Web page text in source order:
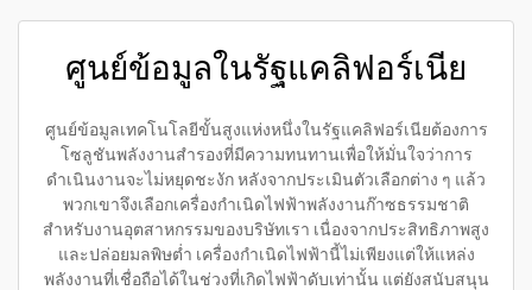
ศูนย์ข้อมูลในรัฐแคลิฟอร์เนีย
ศูนย์ข้อมูลเทคโนโลยีขั้นสูงแห่งหนึ่งในรัฐแคลิฟอร์เนียต้องการ
โซลูชันพลังงานสำรองที่มีความทนทานเพื่อให้มั่นใจว่าการ
ดำเนินงานจะไม่หยุดชะงัก หลังจากประเมินตัวเลือกต่าง ๆ แล้ว
พวกเขาจึงเลือกเครื่องกำเนิดไฟฟ้าพลังงานก๊าซธรรมชาติ
สำหรับงานอุตสาหกรรมของบริษัทเรา เนื่องจากประสิทธิภาพสูง
และปล่อยมลพิษต่ำ เครื่องกำเนิดไฟฟ้านี้ไม่เพียงแต่ให้แหล่ง
พลังงานที่เชื่อถือได้ในช่วงที่เกิดไฟฟ้าดับเท่านั้น แต่ยังสนับสนุน